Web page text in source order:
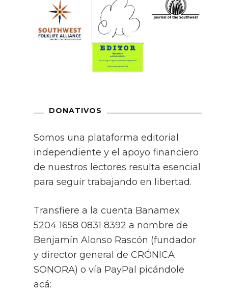
DONATIVOS
Somos una plataforma editorial
independiente y el apoyo financiero
de nuestros lectores resulta esencial
para seguir trabajando en libertad.
Transfiere a la cuenta Banamex
5204 1658 0831 8392 a nombre de
Benjamín Alonso Rascón (fundador
y director general de CRÓNICA
SONORA) o vía PayPal picándole
acá: